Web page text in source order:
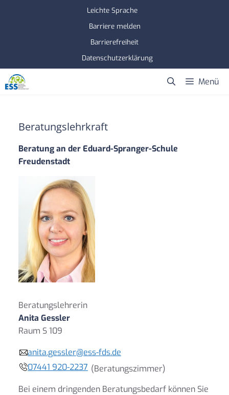
Leichte Sprache
Barriere melden
Barrierefreiheit
Datenschutzerklärung
Menü
Beratungslehrkraft
Beratung an der Eduard-Spranger-Schule
Freudenstadt
Beratungslehrerin
Anita Gessler
Raum S 109
anita.gessler@ess-fds.de
07441 920-2237 (Beratungszimmer)
Bei einem dringenden Beratungsbedarf können Sie